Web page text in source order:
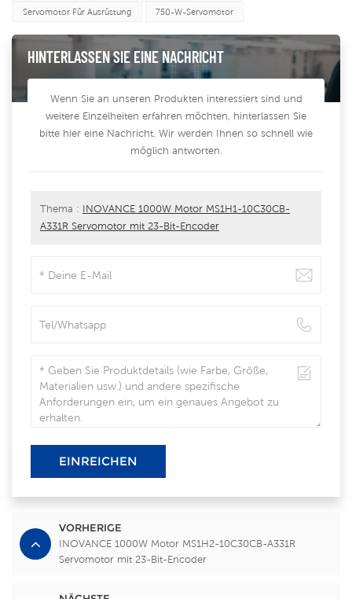
Servomotor Für Ausrüstung 750-W-Servomotor
HINTERLASSEN SIE EINE NACHRICHT
Wenn Sie an unseren Produkten interessiert sind und
weitere Einzelheiten erfahren möchten, hinterlassen Sie
bitte hier eine Nachricht. Wir werden Ihnen so schnell wie
möglich antworten.
Thema : INOVANCE 1000W Motor MS1H1-10C30CB-
A331R Servomotor mit 23-Bit-Encoder
EINREICHEN
VORHERIGE
INOVANCE 1000W Motor MS1H2-10C30CB-A331R
Servomotor mit 23-Bit-Encoder